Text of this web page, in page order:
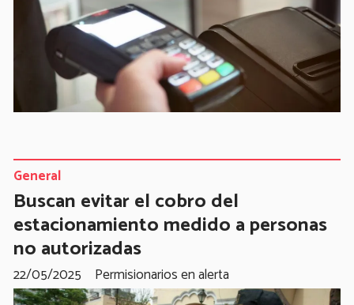
Buscan evitar el cobro del
estacionamiento medido a personas
no autorizadas
Permisionarios en alerta
General
22/05/2025